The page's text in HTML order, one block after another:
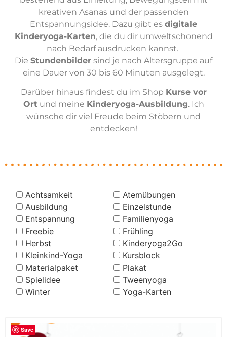
kreativen Asanas und der passenden
Entspannungsidee. Dazu gibt es digitale
Kinderyoga-Karten, die du dir umweltschonend
nach Bedarf ausdrucken kannst.
Die Stundenbilder sind je nach Altersgruppe auf
eine Dauer von 30 bis 60 Minuten ausgelegt.
Darüber hinaus findest du im Shop Kurse vor
Ortund meine Kinderyoga-Ausbildung. Ich
wünsche dir viel Freude beim Stöbern und
entdecken!
Achtsamkeit
Atemübungen
Ausbildung
Einzelstunde
Entspannung
Familienyoga
Freebie
Frühling
Herbst
Kinderyoga2Go
Kleinkind-Yoga
Kursblock
Materialpaket
Plakat
Spielidee
Tweenyoga
Winter
Yoga-Karten
Save